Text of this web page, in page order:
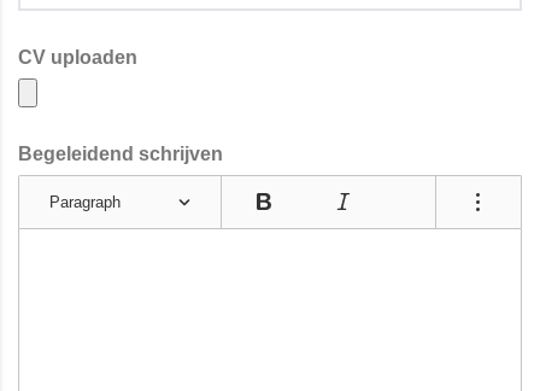
CV uploaden
Begeleidend schrijven
Paragraph